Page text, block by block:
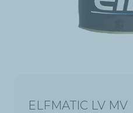
ELFMATIC LV MV